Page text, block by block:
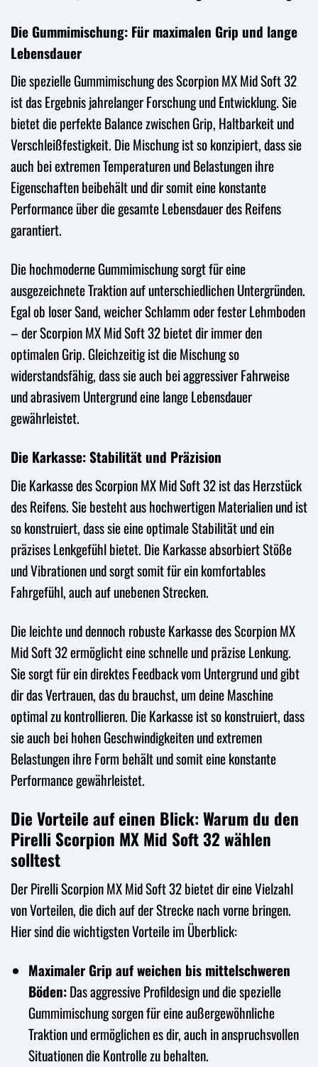
Die Gummimischung: Für maximalen Grip und lange
Lebensdauer
Die spezielle Gummimischung des Scorpion MX Mid Soft 32
ist das Ergebnis jahrelanger Forschung und Entwicklung. Sie
bietet die perfekte Balance zwischen Grip, Haltbarkeit und
Verschleißfestigkeit. Die Mischung ist so konzipiert, dass sie
auch bei extremen Temperaturen und Belastungen ihre
Eigenschaften beibehält und dir somit eine konstante
Performance über die gesamte Lebensdauer des Reifens
garantiert.
Die hochmoderne Gummimischung sorgt für eine
ausgezeichnete Traktion auf unterschiedlichen Untergründen.
Egal ob loser Sand, weicher Schlamm oder fester Lehmboden
– der Scorpion MX Mid Soft 32 bietet dir immer den
optimalen Grip. Gleichzeitig ist die Mischung so
widerstandsfähig, dass sie auch bei aggressiver Fahrweise
und abrasivem Untergrund eine lange Lebensdauer
gewährleistet.
Die Karkasse: Stabilität und Präzision
Die Karkasse des Scorpion MX Mid Soft 32 ist das Herzstück
des Reifens. Sie besteht aus hochwertigen Materialien und ist
so konstruiert, dass sie eine optimale Stabilität und ein
präzises Lenkgefühl bietet. Die Karkasse absorbiert Stöße
und Vibrationen und sorgt somit für ein komfortables
Fahrgefühl, auch auf unebenen Strecken.
Die leichte und dennoch robuste Karkasse des Scorpion MX
Mid Soft 32 ermöglicht eine schnelle und präzise Lenkung.
Sie sorgt für ein direktes Feedback vom Untergrund und gibt
dir das Vertrauen, das du brauchst, um deine Maschine
optimal zu kontrollieren. Die Karkasse ist so konstruiert, dass
sie auch bei hohen Geschwindigkeiten und extremen
Belastungen ihre Form behält und somit eine konstante
Performance gewährleistet.
Die Vorteile auf einen Blick: Warum du den
Pirelli Scorpion MX Mid Soft 32 wählen
solltest
Der Pirelli Scorpion MX Mid Soft 32 bietet dir eine Vielzahl
von Vorteilen, die dich auf der Strecke nach vorne bringen.
Hier sind die wichtigsten Vorteile im Überblick:
Maximaler Grip auf weichen bis mittelschweren
Böden:Das aggressive Profildesign und die spezielle
Gummimischung sorgen für eine außergewöhnliche
Traktion und ermöglichen es dir, auch in anspruchsvollen
Situationen die Kontrolle zu behalten.